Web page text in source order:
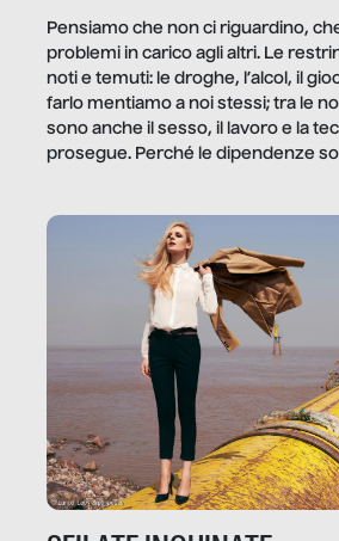
Pensiamo che non ci riguardino,
problemi in carico agli altri. Le
noti e temuti: le droghe, l’alcol, il
farlo mentiamo a noi stessi; tra le
sono anche il sesso, il lavoro e la
prosegue. Perché le dipendenze
trae un guadagno. In questo
quale e come.